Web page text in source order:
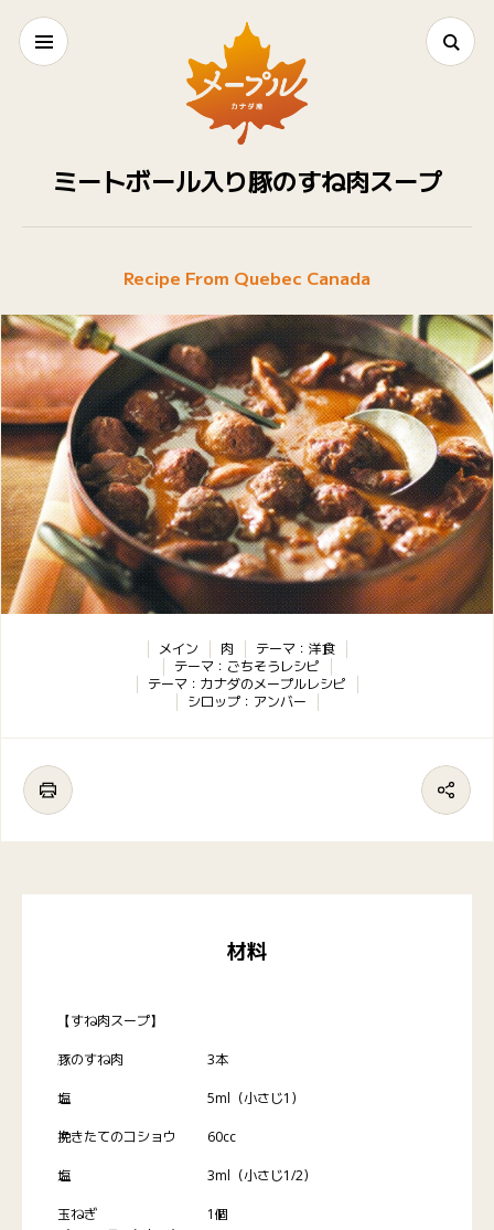
ミートボール入り豚のすね肉スープ
Recipe From Quebec Canada
メイン 肉
テーマ：洋食
テーマ：ごちそうレシピ
テーマ：カナダのメープルレシピ
シロップ：アンバー
材料
【すね肉スープ】
豚のすね肉 3本
塩 5ml（小さじ1）
挽きたてのコショウ 60cc
塩 3ml（小さじ1/2）
玉ねぎ
1個